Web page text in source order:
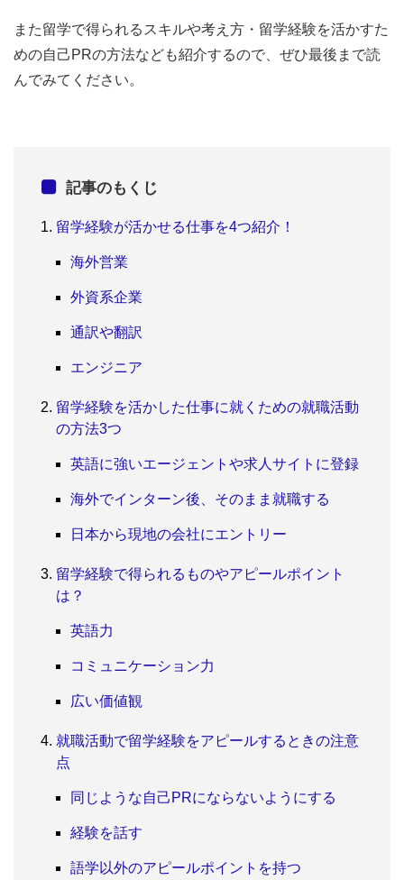
また留学で得られるスキルや考え方・留学経験を活かすた
めの自己PRの方法なども紹介するので、ぜひ最後まで読
んでみてください。
記事のもくじ
留学経験が活かせる仕事を4つ紹介！
海外営業
外資系企業
通訳や翻訳
エンジニア
留学経験を活かした仕事に就くための就職活動
の方法3つ
英語に強いエージェントや求人サイトに登録
海外でインターン後、そのまま就職する
日本から現地の会社にエントリー
留学経験で得られるものやアピールポイント
は？
英語力
コミュニケーション力
広い価値観
就職活動で留学経験をアピールするときの注意
点
同じような自己PRにならないようにする
経験を話す
語学以外のアピールポイントを持つ